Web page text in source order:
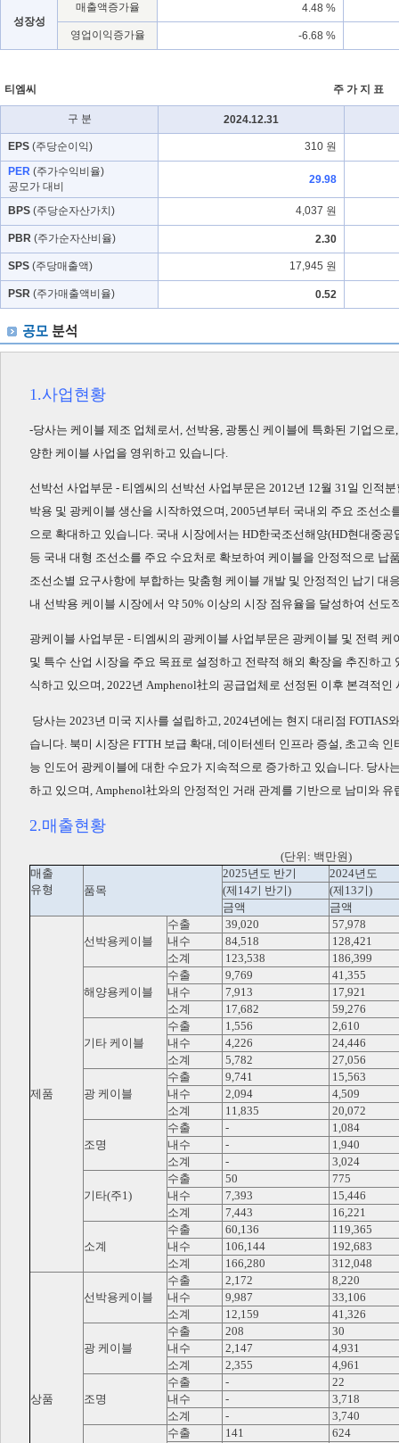
성장성
매출액증가율 4.48 %
영업이익증가율 -6.68 %
티엠씨 주 가 지 표
구 분 2024.12.31
EPS (주당순이익)
310 원
PER (주가수익비율)
공모가 대비
29.98
BPS (주당순자산가치) 4,037 원
PBR (주가순자산비율) 2.30
SPS (주당매출액) 17,945 원
PSR (주가매출액비율) 0.52
1.사업현황
-당사는 케이블 제조 업체로서, 선박용, 광통신 케이블에 특화된 기업으
양한 케이블 사업을 영위하고 있습니다.
선박선 사업부문 - 티엠씨의 선박선 사업부문은 2012년 12월 31일 인적
박용 및 광케이블 생산을 시작하였으며, 2005년부터 국내외 주요 조선
으로 확대하고 있습니다. 국내 시장에서는 HD한국조선해양(HD현대중
등 국내 대형 조선소를 주요 수요처로 확보하여 케이블을 안정적으로 납
조선소별 요구사항에 부합하는 맞춤형 케이블 개발 및 안정적인 납기 대
내 선박용 케이블 시장에서 약 50% 이상의 시장 점유율을 달성하여 선도
광케이블 사업부문 - 티엠씨의 광케이블 사업부문은 광케이블 및 전력
및 특수 산업 시장을 주요 목표로 설정하고 전략적 해외 확장을 추진하
식하고 있으며, 2022년 Amphenol社의 공급업체로 선정된 이후 본격적
당사는 2023년 미국 지사를 설립하고, 2024년에는 현지 대리점 FOTIAS
습니다. 북미 시장은 FTTH 보급 확대, 데이터센터 인프라 증설, 초고속
능 인도어 광케이블에 대한 수요가 지속적으로 증가하고 있습니다. 당사
하고 있으며, Amphenol社와의 안정적인 거래 관계를 기반으로 남미와
2.매출현황
(단위: 백만원)
매출
품목
2025년도 반기
2024년도
유형
(제14기 반기)
(제13기)
금액
금액
제품
선박용케이블
수출 39,020
57,978
내수
84,518
128,421
소계
123,538 186,399
해양용케이블
수출 9,769
41,355
내수
7,913
17,921
소계
17,682 59,276
기타 케이블
수출 1,556
2,610
내수
4,226
24,446
소계
5,782 27,056
광 케이블
수출 9,741
15,563
내수
2,094
4,509
소계
11,835 20,072
조명
수출 -
1,084
내수
-
1,940
소계
- 3,024
기타(주1)
수출 50
775
내수
7,393
15,446
소계
7,443 16,221
소계
수출 60,136
119,365
내수
106,144
192,683
소계
166,280 312,048
상품
선박용케이블
수출 2,172
8,220
내수
9,987
33,106
소계
12,159 41,326
광 케이블
수출 208
30
내수
2,147
4,931
소계
2,355 4,961
조명
수출 -
22
내수
-
3,718
소계
-
3,740
수출
141 624